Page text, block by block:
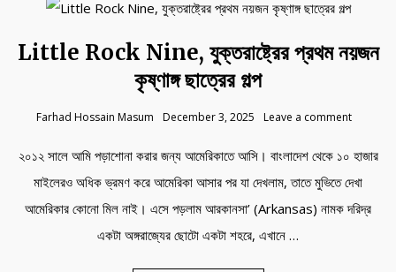
Little Rock Nine, যুক্তরাষ্ট্রের প্রথম নয়জন
কৃষ্ণাঙ্গ ছাত্রের গল্প
Farhad Hossain Masum December 3, 2025 Leave a comment
২০১২ সালে আমি পড়াশোনা করার জন্য আমেরিকাতে আসি। বাংলাদেশ থেকে ১০ হাজার
মাইলেরও অধিক ভ্রমণ করে আমেরিকা আসার পর যা দেখলাম, তাতে মুভিতে দেখা
আমেরিকার কোনো মিল নাই। এসে পড়লাম আরকানসা’ (Arkansas) নামক দরিদ্র
একটা অঙ্গরাজ্যের ছোটো একটা শহরে, এখানে …